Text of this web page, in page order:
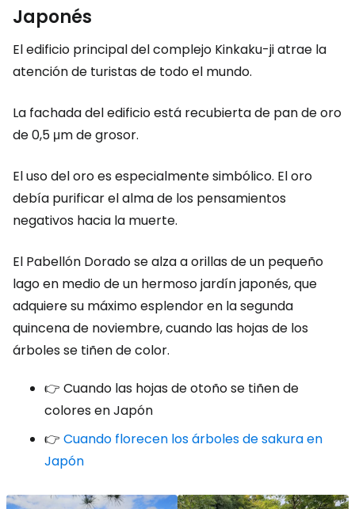
Japonés
El edificio principal del complejo Kinkaku-ji atrae la
atención de turistas de todo el mundo.
La fachada del edificio está recubierta de pan de oro
de 0,5 μm de grosor.
El uso del oro es especialmente simbólico. El oro
debía purificar el alma de los pensamientos
negativos hacia la muerte.
El Pabellón Dorado se alza a orillas de un pequeño
lago en medio de un hermoso jardín japonés, que
adquiere su máximo esplendor en la segunda
quincena de noviembre, cuando las hojas de los
árboles se tiñen de color.
👉 Cuando las hojas de otoño se tiñen de
colores en Japón
👉 Cuando florecen los árboles de sakura en
Japón